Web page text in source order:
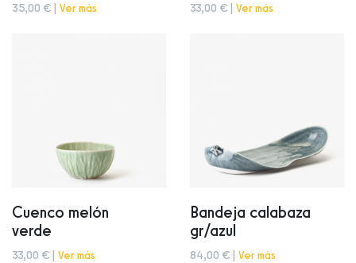
35,00 € | Ver más 33,00 € | Ver más
Cuenco melón
verde
33,00 € | Ver más
Bandeja calabaza
gr/azul
84,00 € | Ver más